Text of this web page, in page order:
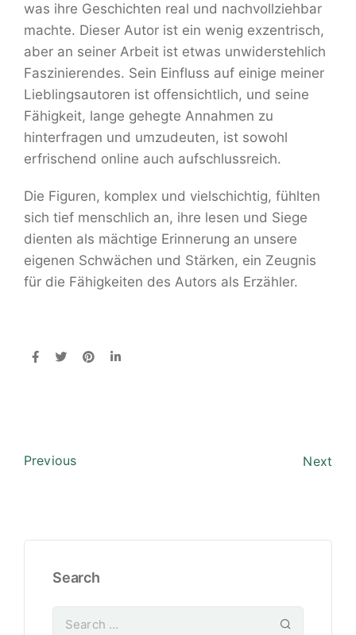
was ihre Geschichten real und nachvollziehbar
machte. Dieser Autor ist ein wenig exzentrisch,
aber an seiner Arbeit ist etwas unwiderstehlich
Faszinierendes. Sein Einfluss auf einige meiner
Lieblingsautoren ist offensichtlich, und seine
Fähigkeit, lange gehegte Annahmen zu
hinterfragen und umzudeuten, ist sowohl
erfrischend online auch aufschlussreich.
Die Figuren, komplex und vielschichtig, fühlten
sich tief menschlich an, ihre lesen und Siege
dienten als mächtige Erinnerung an unsere
eigenen Schwächen und Stärken, ein Zeugnis
für die Fähigkeiten des Autors als Erzähler.
Previous Next
Search